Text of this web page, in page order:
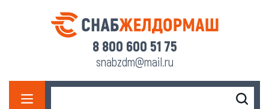
8 800 600 51 75
snabzdm@mail.ru